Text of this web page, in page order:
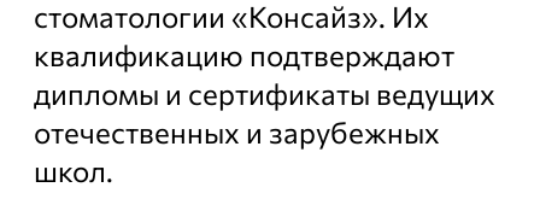
стоматологии «Консайз». Их
квалификацию подтверждают
дипломы и сертификаты ведущих
отечественных и зарубежных
школ.